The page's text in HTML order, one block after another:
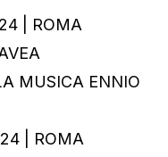
| ROMA
MUSICA ENNIO
| ROMA